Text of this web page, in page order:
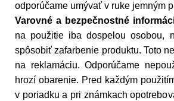
odporúčame umývať v ruke jemným
Varovné a bezpečnostné
na použitie iba dospelou osobou,
spôsobiť zafarbenie produktu. Toto
na reklamáciu. Odporúčame
hrozí obarenie. Pred každým
v poriadku a pri známkach